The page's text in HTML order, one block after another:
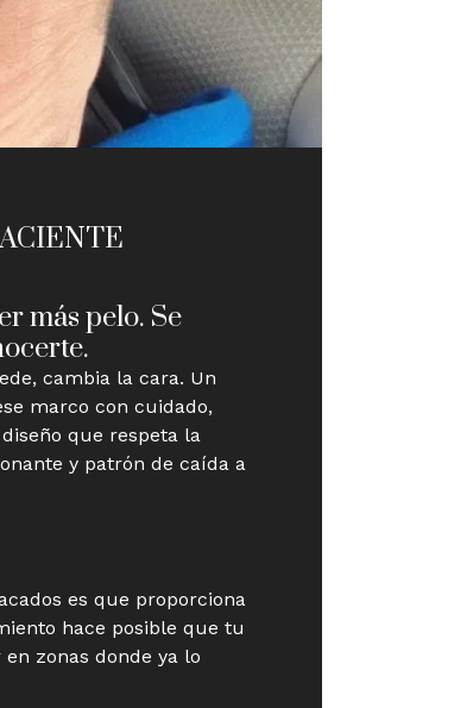
más pelo. Se
cambia la cara. Un
marco con cuidado,
que respeta la
y patrón de caída a
es que proporciona
hace posible que tu
zonas donde ya lo